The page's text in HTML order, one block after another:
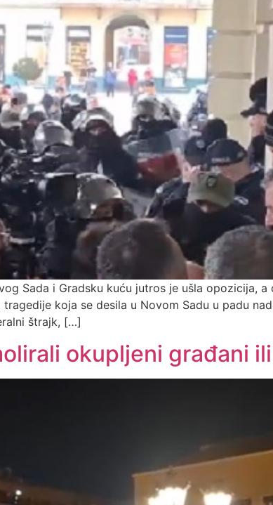
Sada i Gradsku kuću jutros je ušla opozicija,
koja se desila u Novom Sadu u padu
štrajk, […]
okupljeni građani